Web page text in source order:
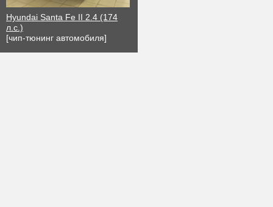
Hyundai Santa Fe II 2.4 (174
л.с.)
[чип-тюнинг автомобиля]